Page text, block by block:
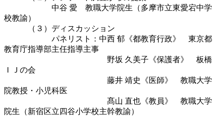
中谷 愛 教職大学院生（多摩市立東愛宕中学
校教諭）
（３）ディスカッション
パネリスト：中西 郁《都教育行政》 東京都
教育庁指導部主任指導主事
野坂 久美子《保護者》 板橋
ＩＪの会
藤井 靖史《医師》 教職大学
院教授・小児科医
髙山 直也《教員》 教職大学
院生（新宿区立四谷小学校主幹教諭）